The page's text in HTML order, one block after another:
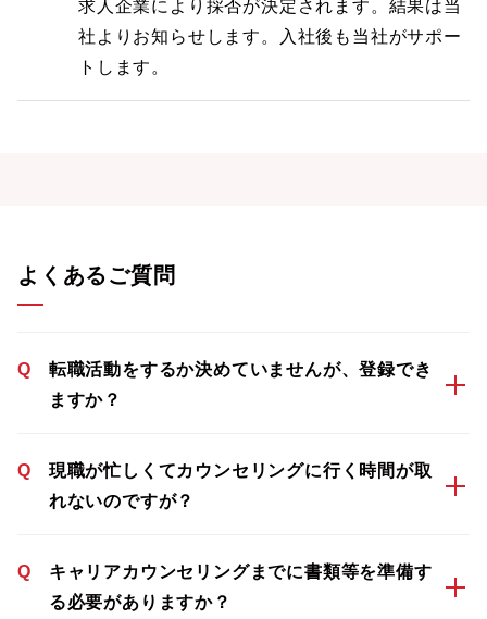
求人企業により採否が決定されます。結果は当
社よりお知らせします。入社後も当社がサポー
トします。
よくあるご質問
Q
転職活動をするか決めていませんが、登録でき
ますか？
Q
現職が忙しくてカウンセリングに行く時間が取
れないのですが？
Q
キャリアカウンセリングまでに書類等を準備す
る必要がありますか？